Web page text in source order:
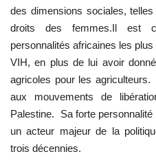
La Bourse Nasser pour le
international
Actualités
Équipe de travail
Les pionniers
des dimensions sociales,
droits des femmes.Il est
personnalités africaines les
VIH, en plus de lui avoir
agricoles pour les
aux mouvements de
Palestine. Sa forte
un acteur majeur de la
trois décennies.